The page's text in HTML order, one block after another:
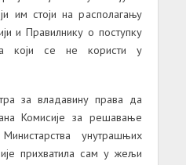
им стоји на располагању
и Правилнику о поступку
који се не користи у
за владавину права да
Комисије за решавање
унутрашњих
прихватила сам у жељи